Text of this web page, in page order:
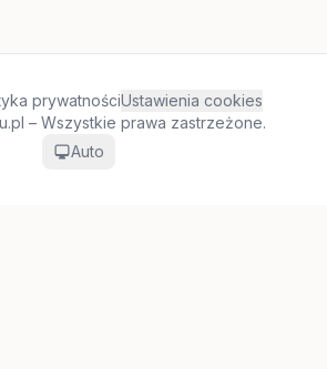
prywatnościUstawienia cookies
– Wszystkie prawa zastrzeżone.
Auto